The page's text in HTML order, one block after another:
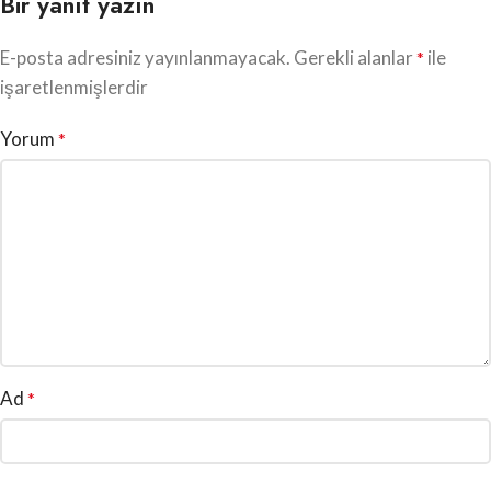
E-posta adresiniz yayınlanmayacak. Gerekli alanlar* ile
işaretlenmişlerdir
Yorum *
Ad *